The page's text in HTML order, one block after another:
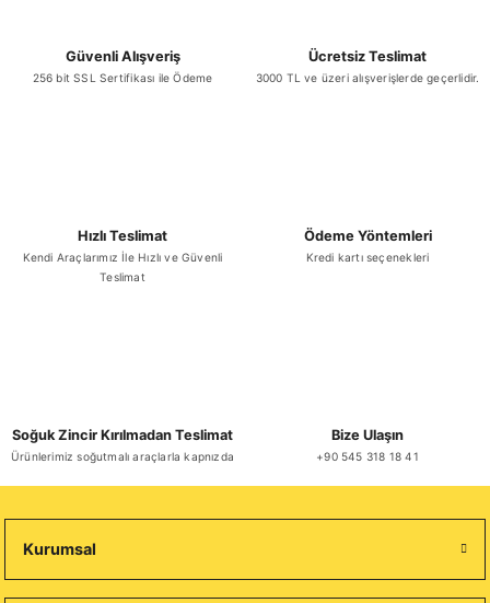
Güvenli Alışveriş
256 bit SSL Sertifikası ile Ödeme
Ücretsiz Teslimat
3000 TL ve üzeri alışverişlerde geçerlidir.
Hızlı Teslimat
Kendi Araçlarımız İle Hızlı ve Güvenli
Teslimat
Ödeme Yöntemleri
Kredi kartı seçenekleri
Soğuk Zincir Kırılmadan Teslimat
Ürünlerimiz soğutmalı araçlarla kapnızda
Bize Ulaşın
+90 545 318 18 41
Kurumsal